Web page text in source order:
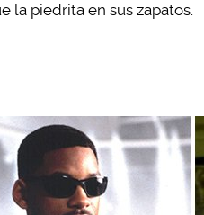
la piedrita en sus zapatos.